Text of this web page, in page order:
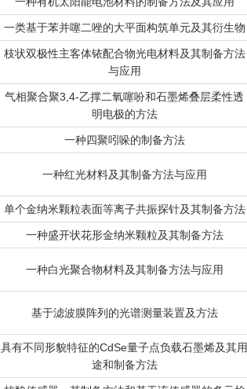
一类基于苯并噻二唑的大平面构筑单元及其衍生物
枝状双极性主客体铱配合物光电材料及其制备方法
与应用
气相聚合聚3,4-乙撑二氧噻吩和石墨烯叠层柔性透
明电极的方法
一种四聚吲哚的制备方法
一种红光材料及其制备方法与应用
单个金纳米颗粒表面等离子共振探针及其制备方法
一种盛开状花形金纳米颗粒及其制备方法
一种白光聚合物材料及其制备方法与应用
基于滤波膜阵列的光谱测量装置及方法
具有不同形貌特征的CdSe量子点负载石墨烯及其用
途和制备方法